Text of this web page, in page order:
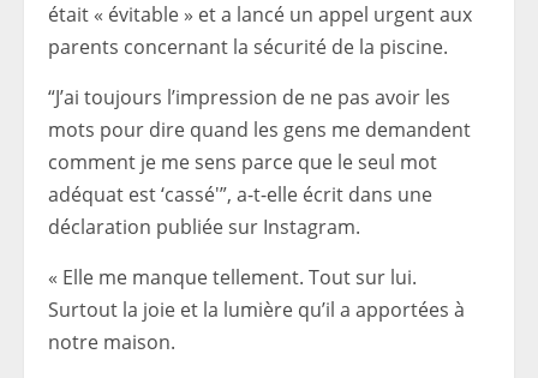
était « évitable » et a lancé un appel urgent aux
parents concernant la sécurité de la piscine.
“J’ai toujours l’impression de ne pas avoir les
mots pour dire quand les gens me demandent
comment je me sens parce que le seul mot
adéquat est ‘cassé'”, a-t-elle écrit dans une
déclaration publiée sur Instagram.
« Elle me manque tellement. Tout sur lui.
Surtout la joie et la lumière qu’il a apportées à
notre maison.